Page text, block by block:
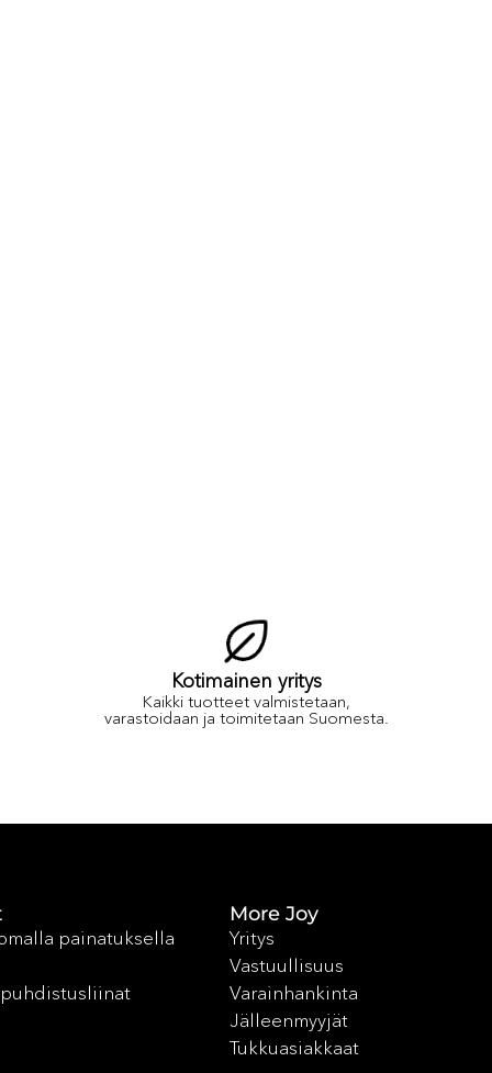
Kotimainen yritys
Kaikki tuotteet valmistetaan,
varastoidaan ja toimitetaan Suomesta.
painatuksella
puhdistusliinat
More Joy
Yritys
Vastuullisuus
Varainhankinta
Jälleenmyyjät
Tukkuasiakkaat